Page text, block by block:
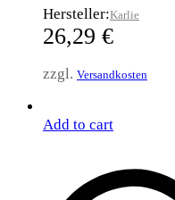
Hersteller:Karlie
26,29 €
zzgl. Versandkosten
Add to cart